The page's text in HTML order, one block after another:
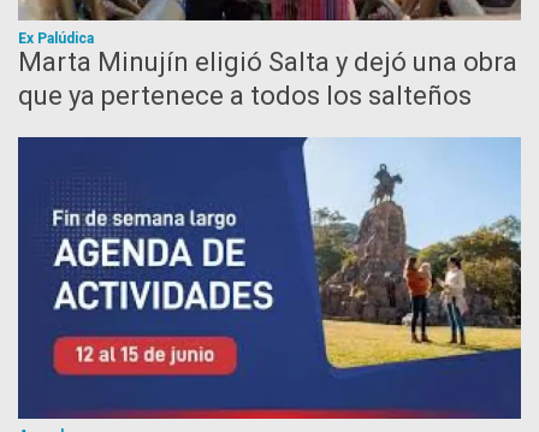
Ex Palúdica
Marta Minujín eligió Salta y dejó una obra
que ya pertenece a todos los salteños